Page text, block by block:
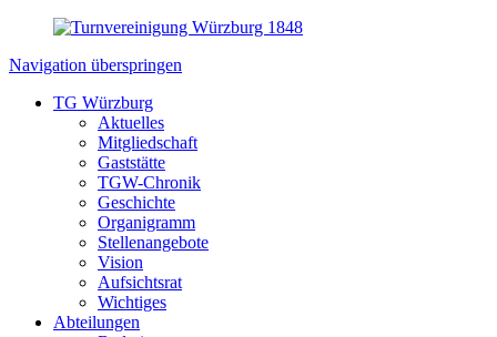
Navigation überspringen
TG Würzburg
Aktuelles
Mitgliedschaft
Gaststätte
TGW-Chronik
Geschichte
Organigramm
Stellenangebote
Vision
Aufsichtsrat
Wichtiges
Abteilungen